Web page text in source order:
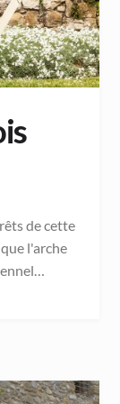
de cette
l'arche